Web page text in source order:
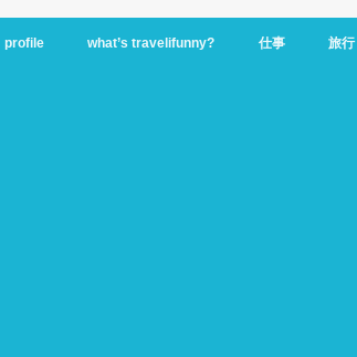
profile what’s travelifunny? 仕事 旅行